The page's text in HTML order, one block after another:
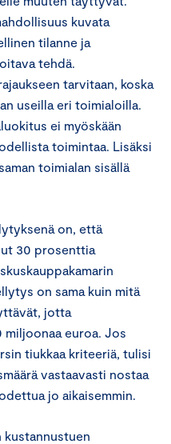
kuvata
tilanne ja
tehdä.
tarvitaan, koska
useilla eri toimialoilla.
ei myöskään
toimintaa. Lisäksi
toimialan sisällä
on, että
30 prosenttia
on sama kuin mitä
jotta
euroa. Jos
tiukkaa kriteeriä, tulisi
vastaavasti nostaa
jo aikaisemmin.
kustannustuen